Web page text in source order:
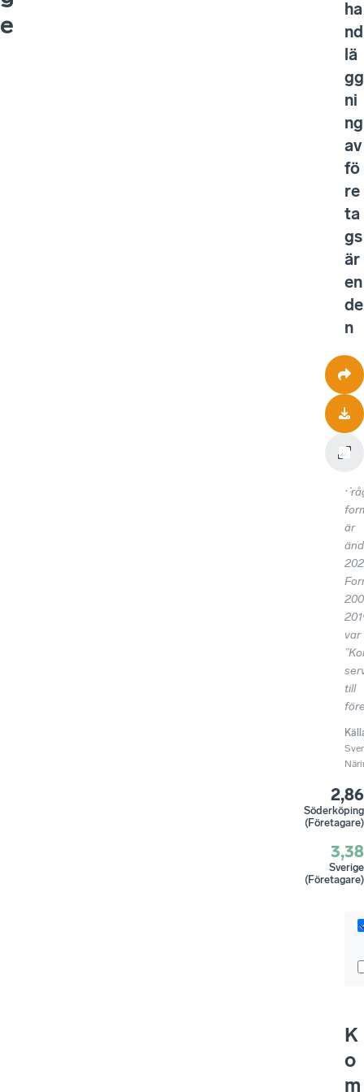
e
ha
nd
lä
gg
ni
ng
av
fö
re
ta
gs
är
en
de
n
är
var
till
2,86
Söderköping
(Företagare)
3,38
Sverige
(Företagare)
K
o
m